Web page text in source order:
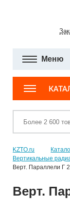
Меню
KZTO.ru
Вертикальные
Верт. Параллели Г
Верт.